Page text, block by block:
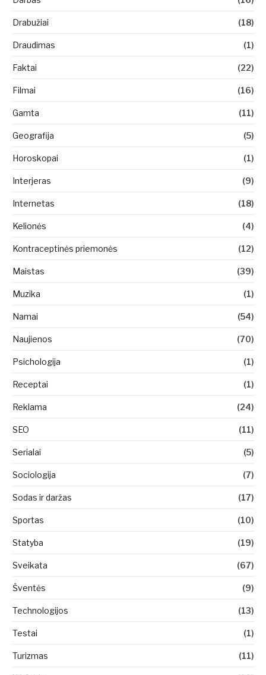
Drabužiai (18)
Draudimas (1)
Faktai (22)
Filmai (16)
Gamta (11)
Geografija (5)
Horoskopai (1)
Interjeras (9)
Internetas (18)
Kelionės (4)
Kontraceptinės priemonės (12)
Maistas (39)
Muzika (1)
Namai (54)
Naujienos (70)
Psichologija (1)
Receptai (1)
Reklama (24)
SEO (11)
Serialai (5)
Sociologija (7)
Sodas ir daržas (17)
Sportas (10)
Statyba (19)
Sveikata (67)
Šventės (9)
Technologijos (13)
Testai (1)
Turizmas (11)